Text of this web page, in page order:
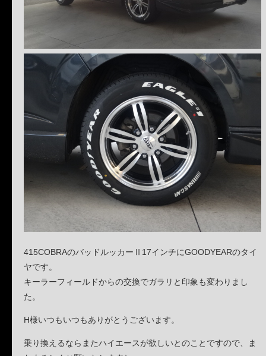
415COBRAのバッドルッカーⅡ17インチにGOODYEARのタイ
ヤです。
キーラーフィールドからの交換でガラリと印象も変わりまし
た。
H様いつもいつもありがとうございます。
乗り換えるならまたハイエースが欲しいとのことですので、ま